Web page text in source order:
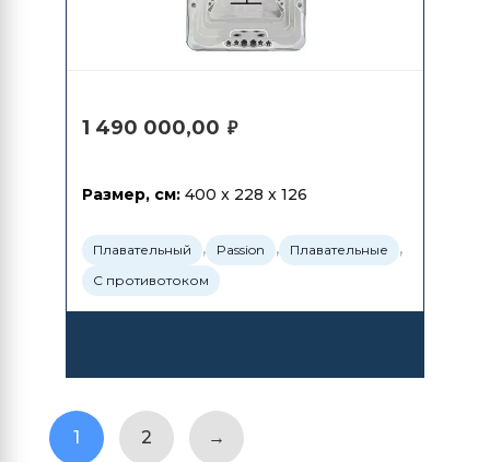
1 490 000,00 ₽
Размер, см: 400 x 228 x 126
Плавательный , Passion , Плавательные ,
С противотоком
1 2 →